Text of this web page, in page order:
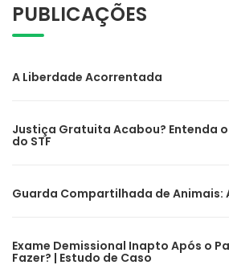
PUBLICAÇÕES
A Liberdade Acorrentada
Justiça Gratuita Acabou? Entenda
do STF
Guarda Compartilhada de Animais:
Exame Demissional Inapto Após o
Fazer? | Estudo de Caso